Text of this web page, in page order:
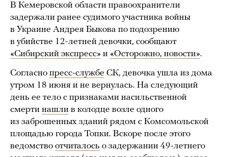
В Кемеровской области правоохранители
задержали ранее судимого участника войны
в Украине Андрея Быкова по подозрению
в убийстве 12-летней девочки, сообщают
«Сибирский экспресс» и «Осторожно, новости».
Согласно пресс-службе СК, девочка ушла из дома
утром 18 июня и не вернулась. На следующий
день ее тело с признаками насильственной
смерти нашли в колодце возле одного
из заброшенных зданий рядом с Комсомольской
площадью города Топки. Вскоре после этого
ведомство отчиталось о задержании 49-летнего